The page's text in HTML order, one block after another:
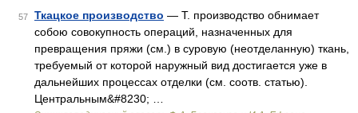
57 Ткацкое производство — Т. производство обнимает
собою совокупность операций, назначенных для
превращения пряжи (см.) в суровую (неотделанную) ткань,
требуемый от которой наружный вид достигается уже в
дальнейших процессах отделки (см. соотв. статью).
Центральным&#8230; …